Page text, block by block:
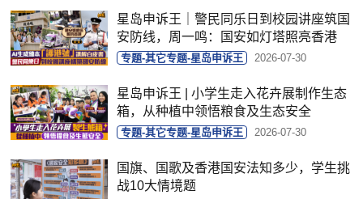
星岛申诉王｜警民同乐日到校园讲座筑国
安防线，周一鸣：国安如灯塔照亮香港
专题-其它专题-星岛申诉王 2026-07-30
星岛申诉王 | 小学生走入花卉展制作生态
箱，从种植中领悟粮食及生态安全
专题-其它专题-星岛申诉王 2026-07-30
国旗、国歌及香港国安法知多少，学生挑
战10大情境题